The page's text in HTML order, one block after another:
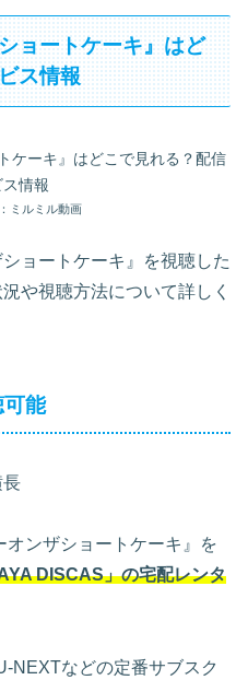
ョートケーキ』はど
ス情報
ミルミル動画
ョートケーキ』を視聴した
や視聴方法について詳しく
可能
ンザショートケーキ』を
DISCAS」の宅配レンタ
NEXTなどの定番サブスク